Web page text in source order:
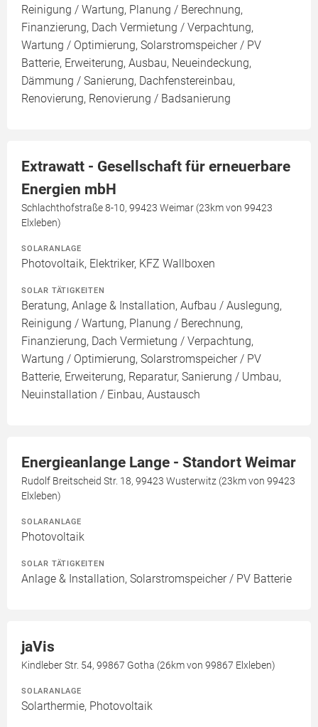
Reinigung / Wartung, Planung / Berechnung,
Finanzierung, Dach Vermietung / Verpachtung,
Wartung / Optimierung, Solarstromspeicher / PV
Batterie, Erweiterung, Ausbau, Neueindeckung,
Dämmung / Sanierung, Dachfenstereinbau,
Renovierung, Renovierung / Badsanierung
Extrawatt - Gesellschaft für erneuerbare
Energien mbH
Schlachthofstraße 8-10, 99423 Weimar (23km von 99423
Elxleben)
SOLARANLAGE
Photovoltaik, Elektriker, KFZ Wallboxen
SOLAR TÄTIGKEITEN
Beratung, Anlage & Installation, Aufbau / Auslegung,
Reinigung / Wartung, Planung / Berechnung,
Finanzierung, Dach Vermietung / Verpachtung,
Wartung / Optimierung, Solarstromspeicher / PV
Batterie, Erweiterung, Reparatur, Sanierung / Umbau,
Neuinstallation / Einbau, Austausch
Energieanlange Lange - Standort Weimar
Rudolf Breitscheid Str. 18, 99423 Wusterwitz (23km von 99423
Elxleben)
SOLARANLAGE
Photovoltaik
SOLAR TÄTIGKEITEN
Anlage & Installation, Solarstromspeicher / PV Batterie
jaVis
Kindleber Str. 54, 99867 Gotha (26km von 99867 Elxleben)
SOLARANLAGE
Solarthermie, Photovoltaik